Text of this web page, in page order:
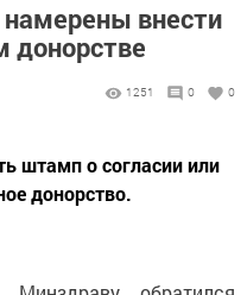
намерены внести
донорстве
1251 0 0
штамп о согласии или
донорство.